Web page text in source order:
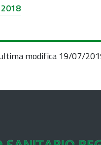
modifica 19/07/